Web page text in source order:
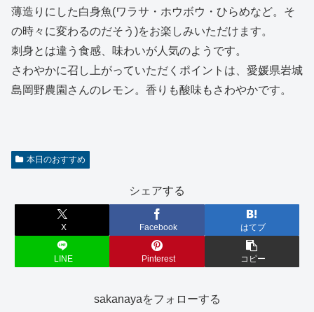
薄造りにした白身魚(ワラサ・ホウボウ・ひらめなど。そ
の時々に変わるのだそう)をお楽しみいただけます。
刺身とは違う食感、味わいが人気のようです。
さわやかに召し上がっていただくポイントは、愛媛県岩城
島岡野農園さんのレモン。香りも酸味もさわやかです。
本日のおすすめ
シェアする
X Facebook はてブ
LINE Pinterest コピー
sakanayaをフォローする